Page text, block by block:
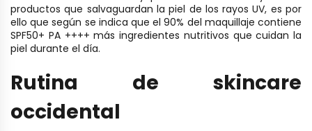
productos que salvaguardan la piel de los rayos UV, es por
ello que según se indica que el 90% del maquillaje contiene
SPF50+ PA ++++ más ingredientes nutritivos que cuidan la
piel durante el día.
Rutina de skincare
occidental